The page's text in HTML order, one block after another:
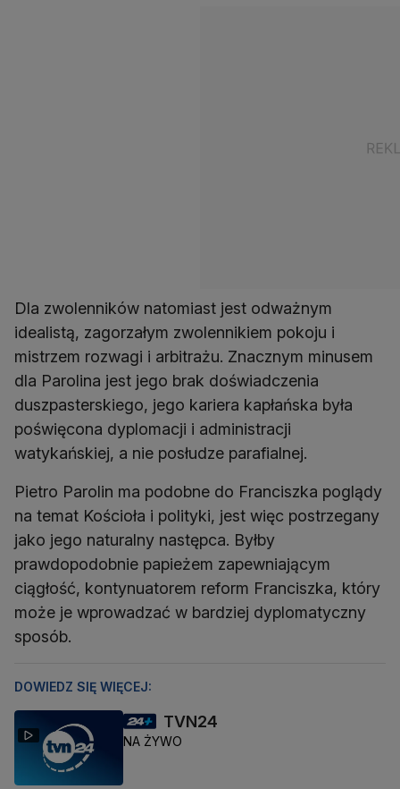
Dla zwolenników natomiast jest odważnym
idealistą, zagorzałym zwolennikiem pokoju i
mistrzem rozwagi i arbitrażu. Znacznym minusem
dla Parolina jest jego brak doświadczenia
duszpasterskiego, jego kariera kapłańska była
poświęcona dyplomacji i administracji
watykańskiej, a nie posłudze parafialnej.
Pietro Parolin ma podobne do Franciszka poglądy
na temat Kościoła i polityki, jest więc postrzegany
jako jego naturalny następca. Byłby
prawdopodobnie papieżem zapewniającym
ciągłość, kontynuatorem reform Franciszka, który
może je wprowadzać w bardziej dyplomatyczny
sposób.
DOWIEDZ SIĘ WIĘCEJ:
TVN24
NA ŻYWO